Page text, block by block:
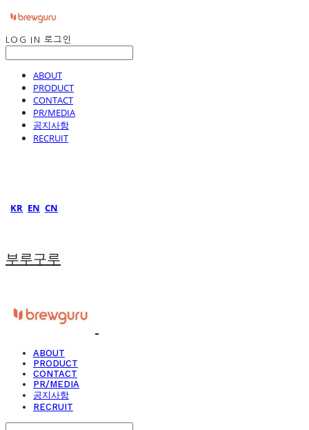
LOG IN 로그인
ABOUT
PRODUCT
CONTACT
PR/MEDIA
공지사항
RECRUIT
KR EN CN
부루구루
ABOUT
PRODUCT
CONTACT
PR/MEDIA
공지사항
RECRUIT